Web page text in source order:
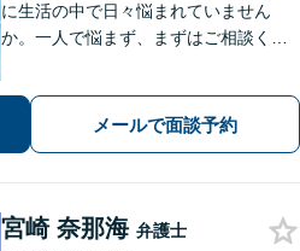
に生活の中で日々悩まれていません
か。一人で悩まず、まずはご相談くだ
か、解決できるとしてどういった解決
策があるかご提案します。
メールで面談予約
宮崎 奈那海 弁護士